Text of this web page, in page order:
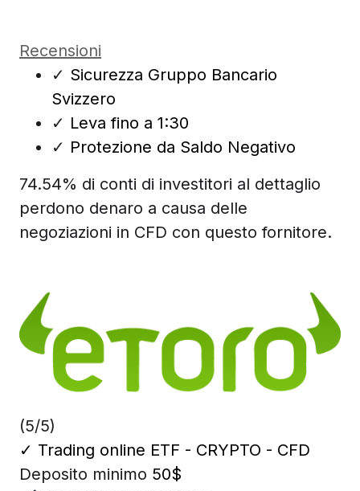
Recensioni
✓ Sicurezza Gruppo Bancario
Svizzero
✓ Leva fino a 1:30
✓ Protezione da Saldo Negativo
74.54% di conti di investitori al dettaglio
perdono denaro a causa delle
negoziazioni in CFD con questo fornitore.
(5/5)
✓ Trading online ETF - CRYPTO - CFD
Deposito minimo 50$